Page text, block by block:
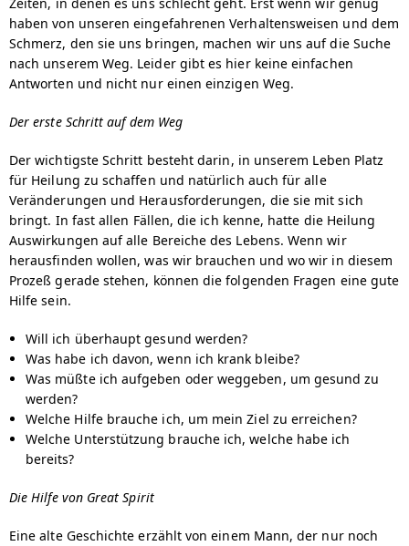
haben von unseren eingefahrenen Verhaltensweisen und dem
Schmerz, den sie uns bringen, machen wir uns auf die Suche
nach unserem Weg. Leider gibt es hier keine einfachen
Antworten und nicht nur einen einzigen Weg.
Der erste Schritt auf dem Weg
Der wichtigste Schritt besteht darin, in unserem Leben Platz
für Heilung zu schaffen und natürlich auch für alle
Veränderungen und Herausforderungen, die sie mit sich
bringt. In fast allen Fällen, die ich kenne, hatte die Heilung
Auswirkungen auf alle Bereiche des Lebens. Wenn wir
herausfinden wollen, was wir brauchen und wo wir in diesem
Prozeß gerade stehen, können die folgenden Fragen eine gute
Hilfe sein.
Will ich überhaupt gesund werden?
Was habe ich davon, wenn ich krank bleibe?
Was müßte ich aufgeben oder weggeben, um gesund zu
werden?
Welche Hilfe brauche ich, um mein Ziel zu erreichen?
Welche Unterstützung brauche ich, welche habe ich
bereits?
Die Hilfe von Great Spirit
Eine alte Geschichte erzählt von einem Mann, der nur noch